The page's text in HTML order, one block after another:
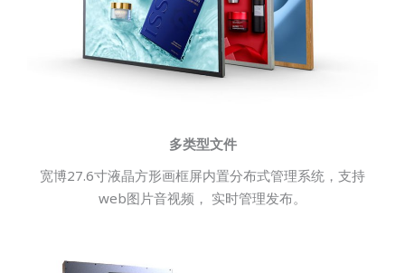
多类型文件
宽博27.6寸液晶方形画框屏内置分布式管理系统，支持
web图片音视频， 实时管理发布。